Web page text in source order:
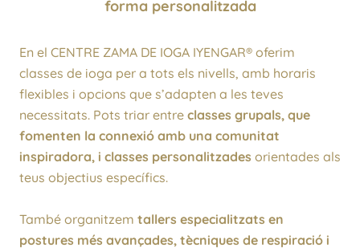
forma personalitzada
En el CENTRE ZAMA DE IOGA IYENGAR® oferim
classes de ioga per a tots els nivells, amb horaris
flexibles i opcions que s’adapten a les teves
necessitats. Pots triar entre classes grupals, que
fomenten la connexió amb una comunitat
inspiradora, i classes personalitzades orientades als
teus objectius específics.
També organitzem tallers especialitzats en
postures més avançades, tècniques de respiració i